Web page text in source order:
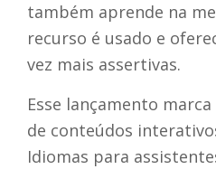
também aprende na
recurso é usado e
vez mais assertivas.
Esse lançamento
de conteúdos
Idiomas para